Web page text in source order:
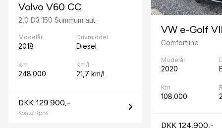
digitalt cockpit
E
F
fjernlysassistent
Volvo V60 CC
2,0 D3 150 Summum aut.
Modelår
2018
Drivmiddel
Diesel
Km
248.000
Km/l
21,7 km/l
DKK 129.900,-
Kontantpris
VW e-Golf
Comfortline
Modelår
2020
Km
108.000
DKK 124.900,-